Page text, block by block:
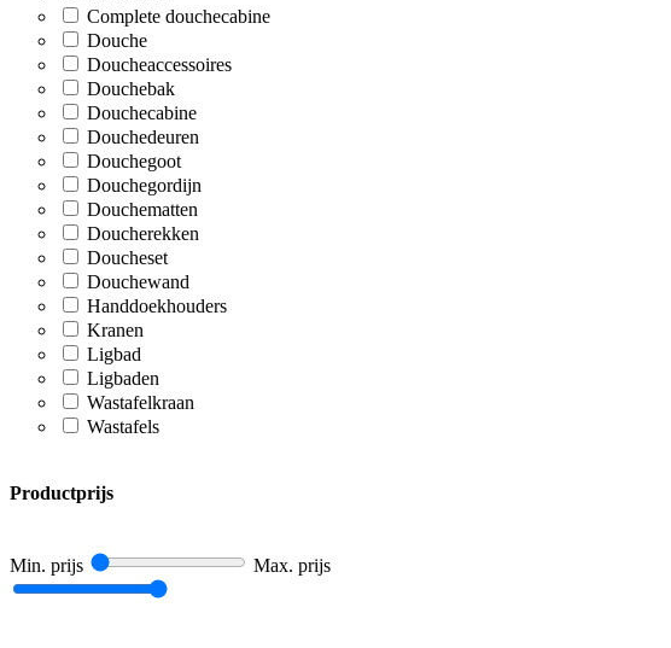
Complete douchecabine
Douche
Doucheaccessoires
Douchebak
Douchecabine
Douchedeuren
Douchegoot
Douchegordijn
Douchematten
Doucherekken
Doucheset
Douchewand
Handdoekhouders
Kranen
Ligbad
Ligbaden
Wastafelkraan
Wastafels
Productprijs
Min. prijs Max. prijs